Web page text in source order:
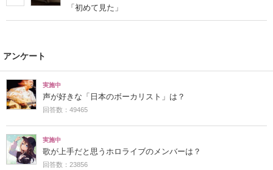
「初めて見た」
アンケート
実施中
声が好きな「日本のボーカリスト」は？
回答数：49465
実施中
歌が上手だと思うホロライブのメンバーは？
回答数：23856